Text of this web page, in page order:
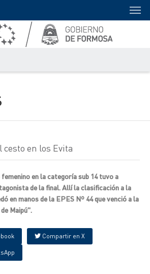
en los Evita
en la categoría sub 14 tuvo a
de la final. Allí la clasificación a la
en manos de la EPES Nº 44 que venció a la
Maipú".
Compartir en X